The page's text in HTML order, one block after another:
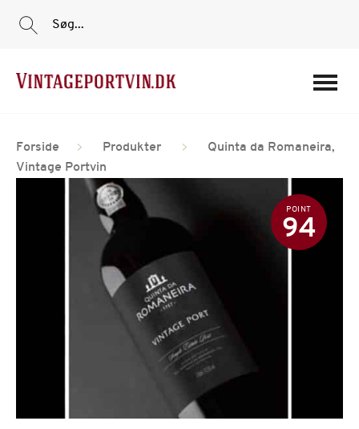
Tilbud
Film
Portvinshuse
Søg...
Forside Produkter
Quinta da Romaneira,
Vintage Portvin
POINT
94